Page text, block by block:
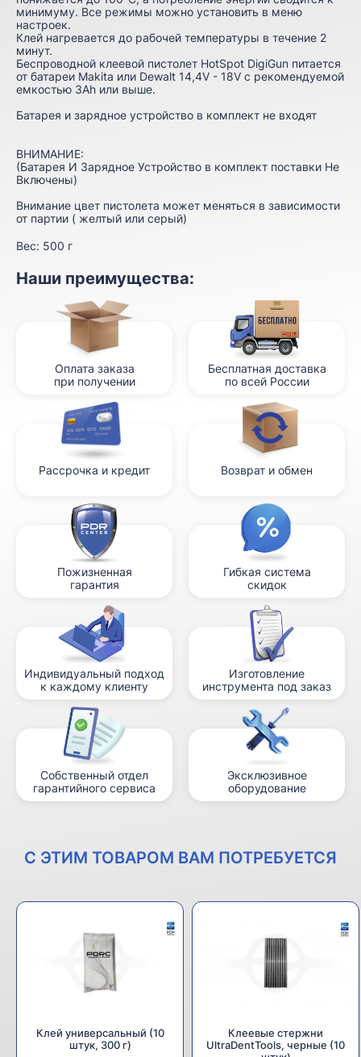
минимуму. Все режимы можно установить в меню
настроек.
Клей нагревается до рабочей температуры в течение 2
минут.
Беспроводной клеевой пистолет HotSpot DigiGun питается
от батареи Makita или Dewalt 14,4V - 18V с рекомендуемой
емкостью 3Ah или выше.
Батарея и зарядное устройство в комплект не входят
ВНИМАНИЕ:
(Батарея И Зарядное Устройство в комплект поставки Не
Включены)
Внимание цвет пистолета может меняться в зависимости
от партии ( желтый или серый)
Вес: 500 г
Наши преимущества:
Оплата заказа
при получении
Бесплатная доставка
по всей России
Рассрочка и кредит Возврат и обмен
Пожизненная
гарантия
Гибкая система
скидок
Индивидуальный подход
к каждому клиенту
Изготовление
инструмента под заказ
Собственный отдел
гарантийного сервиса
Эксклюзивное
оборудование
С ЭТИМ ТОВАРОМ ВАМ ПОТРЕБУЕТСЯ
Клей универсальный (10
штук, 300 г)
Клеевые стержни
UltraDentTools, черные (10